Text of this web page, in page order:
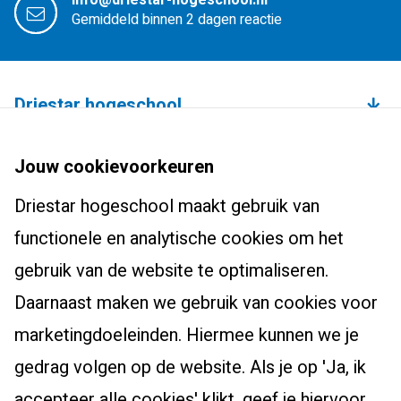
Gemiddeld binnen 2 dagen reactie
Driestar hogeschool
Studium Generale
Studentenhuisvesting
Onderzoekscentrum
Werken bij Driestar hogeschool
Contact
Bachelors
Leraar basisonderwijs (pabo)
Leraar voortgezet onderwijs
Pedagogiek
Studiekeuzehulp
Masters, Ad en post-hbo
Ad-PEP
Post-hbo-opleidingen
Masters
Voor studenten
Info werkplekleren
Bibliotheek
Eduweb
Overstappen naar het onderwijs?
Zij-instroom leraar basisonderwijs
Zij-instroom leraar voortgezet onderwijs
Jouw cookievoorkeuren
Driestar hogeschool maakt gebruik van
functionele en analytische cookies om het
gebruik van de website te optimaliseren.
Daarnaast maken we gebruik van cookies voor
marketingdoeleinden. Hiermee kunnen we je
gedrag volgen op de website. Als je op 'Ja, ik